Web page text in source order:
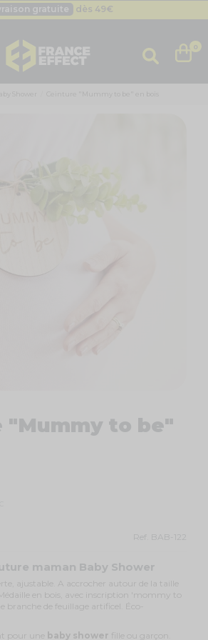
gratuite dès 49€
gratuite dès 49 0
Shower Ceinture "Mummy to be" en bois
"Mummy to be"
Ref. BAB-122
maman Baby Shower
ajustable. A accrocher autour de la taille
en bois, avec inscription 'mommy to
branche de feuillage artificel. Éco-
pour une
baby shower fille ou garçon.